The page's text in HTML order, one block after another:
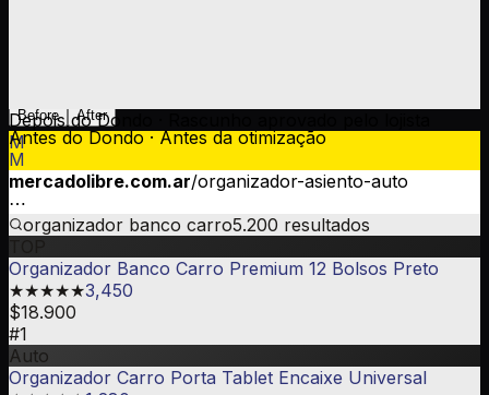
Depois do Dondo
M
mercadolibre.com.ar
⋯
organizador banco carro
TOP
★★★★★3,450
$18.900
#1
Auto
Organizador Carro Porta Tablet Encaixe Universal
★★★★☆1,280
Before After
Antes do Dondo · Antes da otimização
M
mercadolibre.com.ar/organizador-asiento-auto
⋯
organizador banco carro5.200 resultados
Organizador Banco Carro Premium 12 Bolsos Preto
★★★★★3,450
$18.900
#1
Auto
Organizador Carro Porta Tablet Encaixe Universal